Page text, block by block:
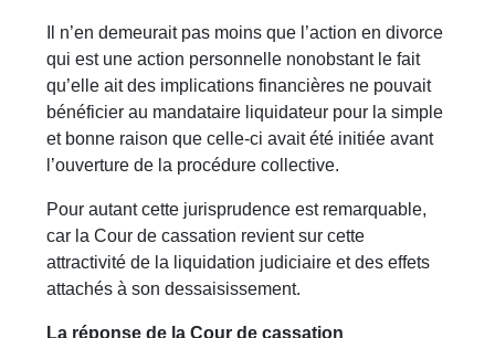
Il n’en demeurait pas moins que l’action en divorce
qui est une action personnelle nonobstant le fait
qu’elle ait des implications financières ne pouvait
bénéficier au mandataire liquidateur pour la simple
et bonne raison que celle-ci avait été initiée avant
l’ouverture de la procédure collective.
Pour autant cette jurisprudence est remarquable,
car la Cour de cassation revient sur cette
attractivité de la liquidation judiciaire et des effets
attachés à son dessaisissement.
La réponse de la Cour de cassation